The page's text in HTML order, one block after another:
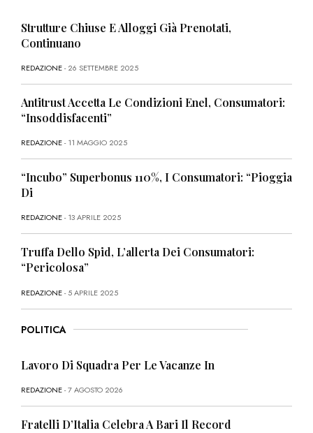
Strutture Chiuse E Alloggi Già Prenotati,
Continuano
REDAZIONE- 26 SETTEMBRE 2025
Antitrust Accetta Le Condizioni Enel, Consumatori:
“Insoddisfacenti”
REDAZIONE- 11 MAGGIO 2025
“Incubo” Superbonus 110%, I Consumatori: “Pioggia
Di
REDAZIONE- 13 APRILE 2025
Truffa Dello Spid, L’allerta Dei Consumatori:
“Pericolosa”
REDAZIONE- 5 APRILE 2025
POLITICA
Lavoro Di Squadra Per Le Vacanze In
REDAZIONE- 7 AGOSTO 2026
Fratelli D’Italia Celebra A Bari Il Record